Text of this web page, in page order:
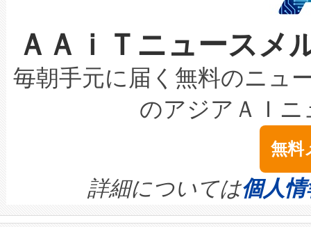
取得できる可能性もあります
設には、3億～4億ドルかか
最高経営責任者（CEO）であ
す。「当社のfully-connected
ームを利用すれば、6,000万
きます。この効率性は、フェ
限を超えて利用可能な電力容
持できるよう貢献します。こ
ービスレベル契約（SLA）違
テリー性能の劣化によるダウ
念は、現在データセンターが
ます。 Voltaiq provides a
quality and reliability for AI
BESS stack to ensure battery
なレーザースポットにより、
な環境下でも豊かなディテー
キロメートル範囲を検出
LiDAR for Inspections,
は1535 nmレーザーを搭載。
イズの小径化を実現すること
す。ノーマルモードでは、
ートル先まで検出でき、これ
ＡＡｉＴニュース
毎朝手元に届く無料のニュ
のアジアＡＩ
無料
詳細については個人